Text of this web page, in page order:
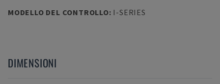
MODELLO DEL CONTROLLO: I-SERIES
DIMENSIONI